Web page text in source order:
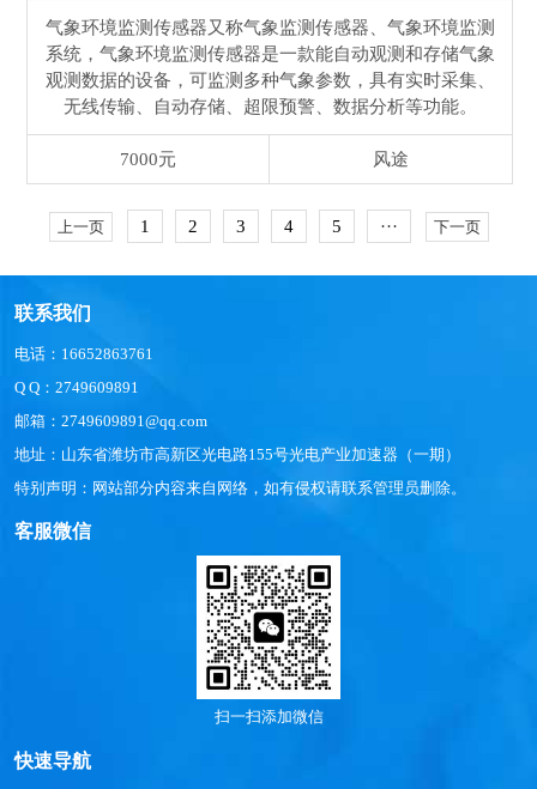
气象环境监测传感器又称气象监测传感器、气象环境监测
系统，气象环境监测传感器是一款能自动观测和存储气象
观测数据的设备，可监测多种气象参数，具有实时采集、
无线传输、自动存储、超限预警、数据分析等功能。
7000元 风途
上一页 1 2 3 4 5 ··· 下一页
联系我们
电话：16652863761
Q Q：2749609891
邮箱：2749609891@qq.com
地址：山东省潍坊市高新区光电路155号光电产业加速器（一期）
特别声明：网站部分内容来自网络，如有侵权请联系管理员删除。
客服微信
扫一扫添加微信
快速导航